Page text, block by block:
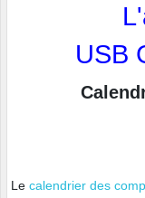
USB
Le calendrier des